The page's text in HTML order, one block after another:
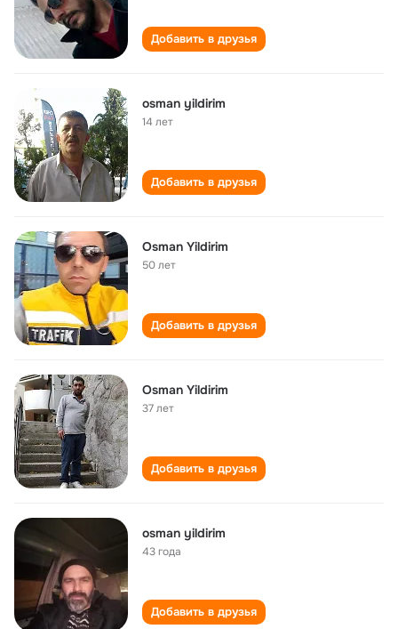
Добавить в друзья
osman yildirim
14 лет
Добавить в друзья
Osman Yildirim
50 лет
Добавить в друзья
Osman Yildirim
37 лет
Добавить в друзья
osman yildirim
43 года
Добавить в друзья